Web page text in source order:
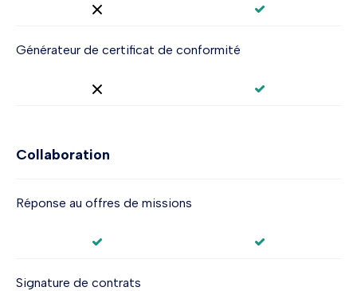
Générateur de certificat de conformité
Collaboration
Réponse au offres de missions
Signature de contrats